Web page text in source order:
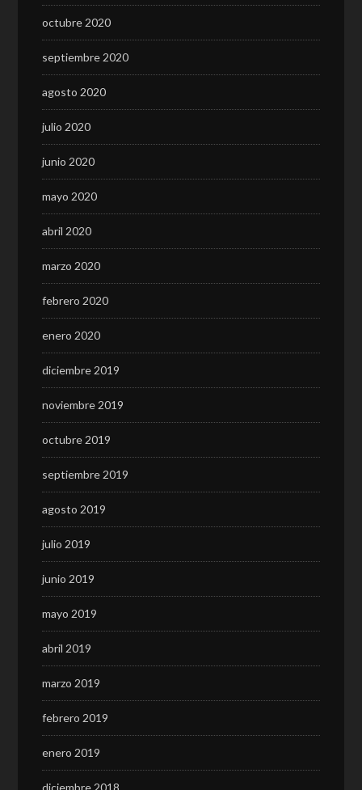
octubre 2020
septiembre 2020
agosto 2020
julio 2020
junio 2020
mayo 2020
abril 2020
marzo 2020
febrero 2020
enero 2020
diciembre 2019
noviembre 2019
octubre 2019
septiembre 2019
agosto 2019
julio 2019
junio 2019
mayo 2019
abril 2019
marzo 2019
febrero 2019
enero 2019
diciembre 2018